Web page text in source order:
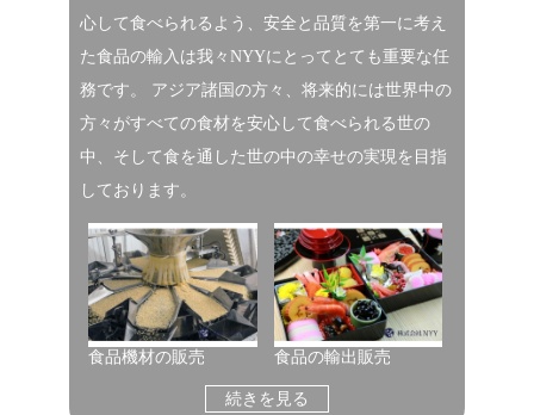
心して食べられるよう、安全と品質を第一に考え
た食品の輸入は我々NYYにとってとても重要な任
務です。 アジア諸国の方々、将来的には世界中の
方々がすべての食材を安心して食べられる世の
中、そして食を通した世の中の幸せの実現を目指
しております。
食品機材の販売 食品の輸出販売
続きを見る